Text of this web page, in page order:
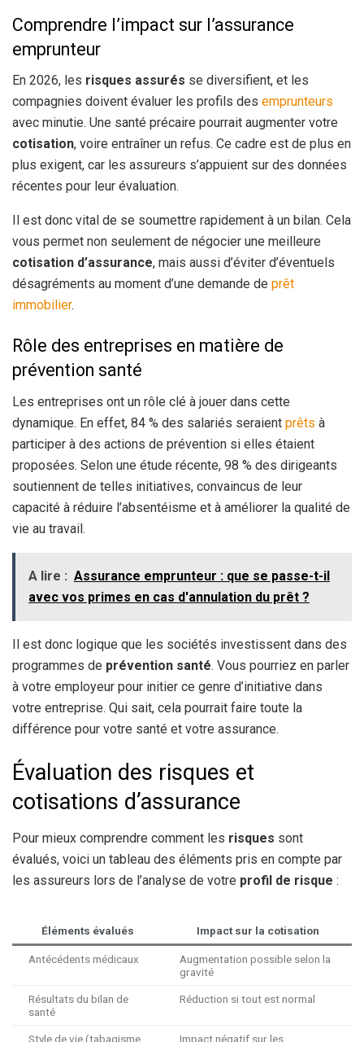
Comprendre l’impact sur l’assurance
emprunteur
En 2026, les risques assurés se diversifient, et les
compagnies doivent évaluer les profils des emprunteurs
avec minutie. Une santé précaire pourrait augmenter votre
cotisation, voire entraîner un refus. Ce cadre est de plus en
plus exigent, car les assureurs s’appuient sur des données
récentes pour leur évaluation.
Il est donc vital de se soumettre rapidement à un bilan. Cela
vous permet non seulement de négocier une meilleure
cotisation d’assurance, mais aussi d’éviter d’éventuels
désagréments au moment d’une demande de prêt
immobilier.
Rôle des entreprises en matière de
prévention santé
Les entreprises ont un rôle clé à jouer dans cette
dynamique. En effet, 84 % des salariés seraient prêts à
participer à des actions de prévention si elles étaient
proposées. Selon une étude récente, 98 % des dirigeants
soutiennent de telles initiatives, convaincus de leur
capacité à réduire l’absentéisme et à améliorer la qualité de
vie au travail.
A lire : Assurance emprunteur : que se passe-t-il
avec vos primes en cas d'annulation du prêt ?
Il est donc logique que les sociétés investissent dans des
programmes de prévention santé. Vous pourriez en parler
à votre employeur pour initier ce genre d’initiative dans
votre entreprise. Qui sait, cela pourrait faire toute la
différence pour votre santé et votre assurance.
Évaluation des risques et
cotisations d’assurance
Pour mieux comprendre comment les risques sont
évalués, voici un tableau des éléments pris en compte par
les assureurs lors de l’analyse de votre profil de risque :
Éléments évalués Impact sur la cotisation
Antécédents médicaux
Augmentation possible selon la
gravité
Résultats du bilan de
santé
Réduction si tout est normal
Style de vie (tabagisme, Impact négatif sur les